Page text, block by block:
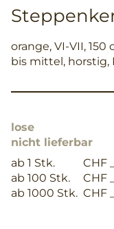
orange, VI-VII,
bis mittel, horstig,
lose
nicht lieferbar
ab 1 Stk.
CHF
ab 100 Stk.
CHF
ab 1000 Stk. CHF